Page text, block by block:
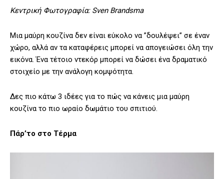
Κεντρική Φωτογραφία: Sven Brandsma
Μια μαύρη κουζίνα δεν είναι εύκολο να ”δουλέψει” σε έναν
χώρο, αλλά αν τα καταφέρεις μπορεί να απογειώσει όλη την
εικόνα. Ένα τέτοιο ντεκόρ μπορεί να δώσει ένα δραματικό
στοιχείο με την ανάλογη κομψότητα.
Δες πιο κάτω 3 ιδέες για το πώς να κάνεις μια μαύρη
κουζίνα το πιο ωραίο δωμάτιο του σπιτιού.
Πάρ’το στο Τέρμα